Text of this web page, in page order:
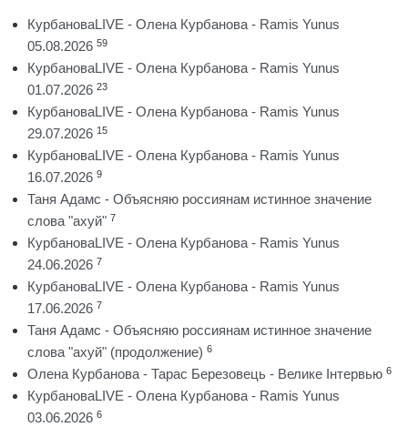
КурбановаLIVE - Олена Курбанова - Ramis Yunus
05.08.2026 59
КурбановаLIVE - Олена Курбанова - Ramis Yunus
01.07.2026 23
КурбановаLIVE - Олена Курбанова - Ramis Yunus
29.07.2026 15
КурбановаLIVE - Олена Курбанова - Ramis Yunus
16.07.2026 9
Таня Адамс - Объясняю россиянам истинное значение
слова "ахуй" 7
КурбановаLIVE - Олена Курбанова - Ramis Yunus
24.06.2026 7
КурбановаLIVE - Олена Курбанова - Ramis Yunus
17.06.2026 7
Таня Адамс - Объясняю россиянам истинное значение
слова "ахуй" (продолжение) 6
Олена Курбанова - Тарас Березовець - Велике Інтервью 6
КурбановаLIVE - Олена Курбанова - Ramis Yunus
03.06.2026 6